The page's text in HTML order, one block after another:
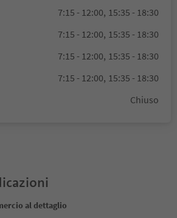
7:15 - 12:00, 15:35 - 18:30
7:15 - 12:00, 15:35 - 18:30
7:15 - 12:00, 15:35 - 18:30
7:15 - 12:00, 15:35 - 18:30
Chiuso
al dettaglio